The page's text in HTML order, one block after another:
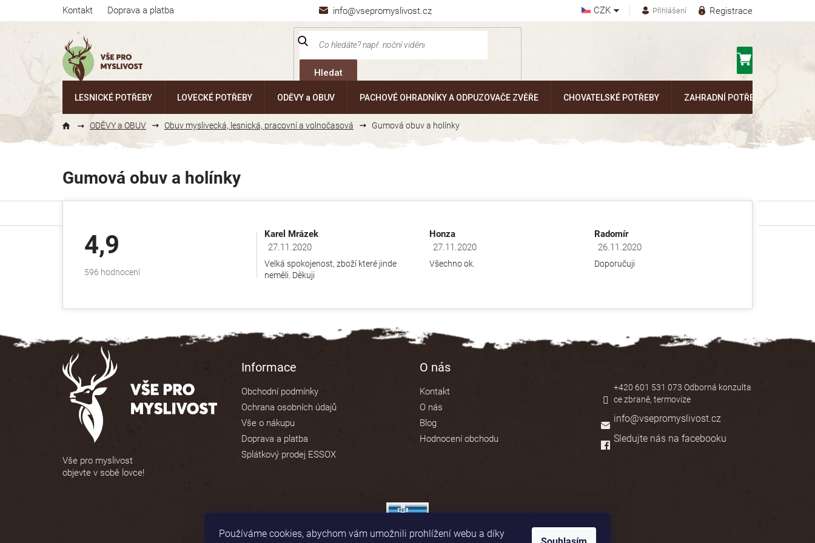
Používáme cookies, abychom vám umožnili prohlížení webu a díky
info@vsepromyslivost.cz
Kontakt Doprava a platba CZK Registrace
Přihlášení
Hledat
LESNICKÉ POTŘEBY LOVECKÉ POTŘEBY ODĚVY a OBUV PACHOVÉ OHRADNÍKY A ODPUZOVAČE ZVĚŘE CHOVATELSKÉ POTŘEBY ZAHRADNÍ POTŘEBY
ODĚVY a OBUV Obuv myslivecká, lesnická, pracovní a volnočasová Gumová obuv a holínky
Gumová obuv a holínky
4,9
Průměrné
5
hvězdiček.
596 hodnocení
Karel Mrázek
Hodnocení obchodu je 5 z 5 hvězdiček.
27.11.2020
Velká spokojenost, zboží které jinde
neměli. Děkuji
Honza
Hodnocení obchodu je 5 z 5 hvězdiček.
27.11.2020
Všechno ok.
Radomír
Hodnocení obchodu je 5 z 5 hvězdiček.
26.11.2020
Doporučuji
Vše pro myslivost
objevte v sobě lovce!
Informace
Obchodní podmínky
Ochrana osobních údajů
Vše o nákupu
Doprava a platba
Splátkový prodej ESSOX
O nás
Kontakt
O nás
Blog
Hodnocení obchodu
info@vsepromyslivost.cz
+420 601 531 073 Odborná konzulta
ce zbraně, termovize
Sledujte nás na facebooku